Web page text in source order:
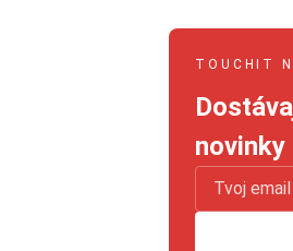
TOUCHIT
novinky